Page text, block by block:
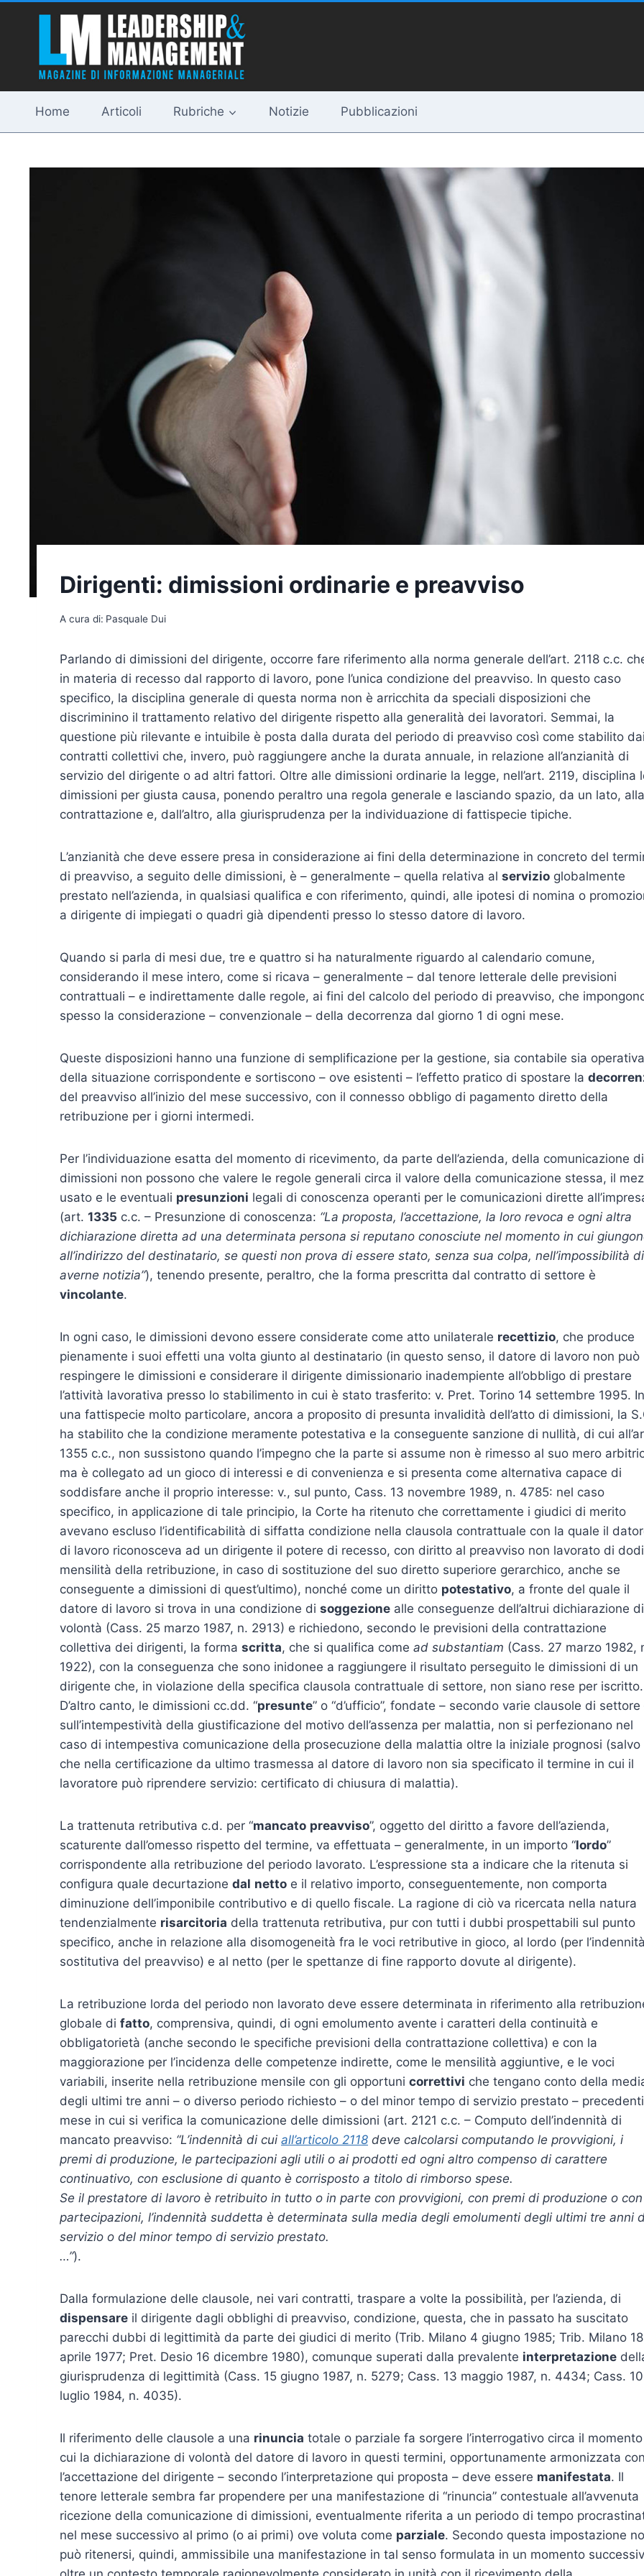
Home Articoli Rubriche Notizie Pubblicazioni
Dirigenti: dimissioni ordinarie e preavviso
A cura di: Pasquale Dui
Parlando di dimissioni del dirigente, occorre fare riferimento alla norma generale dell’art. 2118 c.c.
in materia di recesso dal rapporto di lavoro, pone l’unica condizione del preavviso. In questo caso
specifico, la disciplina generale di questa norma non è arricchita da speciali disposizioni che
discriminino il trattamento relativo del dirigente rispetto alla generalità dei lavoratori. Semmai, la
questione più rilevante e intuibile è posta dalla durata del periodo di preavviso così come stabilito dai
contratti collettivi che, invero, può raggiungere anche la durata annuale, in relazione all’anzianità di
servizio del dirigente o ad altri fattori. Oltre alle dimissioni ordinarie la legge, nell’art. 2119, disciplina
dimissioni per giusta causa, ponendo peraltro una regola generale e lasciando spazio, da un lato, alla
contrattazione e, dall’altro, alla giurisprudenza per la individuazione di fattispecie tipiche.
L’anzianità che deve essere presa in considerazione ai fini della determinazione in concreto del
di preavviso, a seguito delle dimissioni, è – generalmente – quella relativa al servizio globalmente
prestato nell’azienda, in qualsiasi qualifica e con riferimento, quindi, alle ipotesi di nomina o
a dirigente di impiegati o quadri già dipendenti presso lo stesso datore di lavoro.
Quando si parla di mesi due, tre e quattro si ha naturalmente riguardo al calendario comune,
considerando il mese intero, come si ricava – generalmente – dal tenore letterale delle previsioni
contrattuali – e indirettamente dalle regole, ai fini del calcolo del periodo di preavviso, che
spesso la considerazione – convenzionale – della decorrenza dal giorno 1 di ogni mese.
Queste disposizioni hanno una funzione di semplificazione per la gestione, sia contabile sia
della situazione corrispondente e sortiscono – ove esistenti – l’effetto pratico di spostare la
del preavviso all’inizio del mese successivo, con il connesso obbligo di pagamento diretto della
retribuzione per i giorni intermedi.
Per l’individuazione esatta del momento di ricevimento, da parte dell’azienda, della comunicazione di
dimissioni non possono che valere le regole generali circa il valore della comunicazione stessa, il
usato e le eventuali presunzioni legali di conoscenza operanti per le comunicazioni dirette
(art. 1335 c.c. – Presunzione di conoscenza: “La proposta, l’accettazione, la loro revoca e ogni altra
dichiarazione diretta ad una determinata persona si reputano conosciute nel momento in cui
all’indirizzo del destinatario, se questi non prova di essere stato, senza sua colpa, nell’impossibilità di
averne notizia”), tenendo presente, peraltro, che la forma prescritta dal contratto di settore è
vincolante.
In ogni caso, le dimissioni devono essere considerate come atto unilaterale recettizio, che produce
pienamente i suoi effetti una volta giunto al destinatario (in questo senso, il datore di lavoro non può
respingere le dimissioni e considerare il dirigente dimissionario inadempiente all’obbligo di prestare
l’attività lavorativa presso lo stabilimento in cui è stato trasferito: v. Pret. Torino 14 settembre 1995. In
una fattispecie molto particolare, ancora a proposito di presunta invalidità dell’atto di dimissioni, la
ha stabilito che la condizione meramente potestativa e la conseguente sanzione di nullità, di cui
1355 c.c., non sussistono quando l’impegno che la parte si assume non è rimesso al suo mero
ma è collegato ad un gioco di interessi e di convenienza e si presenta come alternativa capace di
soddisfare anche il proprio interesse: v., sul punto, Cass. 13 novembre 1989, n. 4785: nel caso
specifico, in applicazione di tale principio, la Corte ha ritenuto che correttamente i giudici di merito
avevano escluso l’identificabilità di siffatta condizione nella clausola contrattuale con la quale il
di lavoro riconosceva ad un dirigente il potere di recesso, con diritto al preavviso non lavorato di
mensilità della retribuzione, in caso di sostituzione del suo diretto superiore gerarchico, anche se
conseguente a dimissioni di quest’ultimo), nonché come un diritto potestativo, a fronte del quale il
datore di lavoro si trova in una condizione di soggezione alle conseguenze dell’altrui dichiarazione di
volontà (Cass. 25 marzo 1987, n. 2913) e richiedono, secondo le previsioni della contrattazione
collettiva dei dirigenti, la forma scritta, che si qualifica come ad substantiam (Cass. 27 marzo 1982,
1922), con la conseguenza che sono inidonee a raggiungere il risultato perseguito le dimissioni di un
dirigente che, in violazione della specifica clausola contrattuale di settore, non siano rese per iscritto.
D’altro canto, le dimissioni cc.dd. “presunte” o “d’ufficio”, fondate – secondo varie clausole di settore
sull’intempestività della giustificazione del motivo dell’assenza per malattia, non si perfezionano nel
caso di intempestiva comunicazione della prosecuzione della malattia oltre la iniziale prognosi (salvo
che nella certificazione da ultimo trasmessa al datore di lavoro non sia specificato il termine in cui il
lavoratore può riprendere servizio: certificato di chiusura di malattia).
La trattenuta retributiva c.d. per “mancato preavviso”, oggetto del diritto a favore dell’azienda,
scaturente dall’omesso rispetto del termine, va effettuata – generalmente, in un importo “lordo”
corrispondente alla retribuzione del periodo lavorato. L’espressione sta a indicare che la ritenuta si
configura quale decurtazione dal netto e il relativo importo, conseguentemente, non comporta
diminuzione dell’imponibile contributivo e di quello fiscale. La ragione di ciò va ricercata nella natura
tendenzialmente risarcitoria della trattenuta retributiva, pur con tutti i dubbi prospettabili sul punto
specifico, anche in relazione alla disomogeneità fra le voci retributive in gioco, al lordo (per l’indennità
sostitutiva del preavviso) e al netto (per le spettanze di fine rapporto dovute al dirigente).
La retribuzione lorda del periodo non lavorato deve essere determinata in riferimento alla
globale di fatto, comprensiva, quindi, di ogni emolumento avente i caratteri della continuità e
obbligatorietà (anche secondo le specifiche previsioni della contrattazione collettiva) e con la
maggiorazione per l’incidenza delle competenze indirette, come le mensilità aggiuntive, e le voci
variabili, inserite nella retribuzione mensile con gli opportuni correttivi che tengano conto della
degli ultimi tre anni – o diverso periodo richiesto – o del minor tempo di servizio prestato –
mese in cui si verifica la comunicazione delle dimissioni (art. 2121 c.c. – Computo dell’indennità di
mancato preavviso: “L’indennità di cui all’articolo 2118 deve calcolarsi computando le provvigioni, i
premi di produzione, le partecipazioni agli utili o ai prodotti ed ogni altro compenso di carattere
continuativo, con esclusione di quanto è corrisposto a titolo di rimborso spese.
Se il prestatore di lavoro è retribuito in tutto o in parte con provvigioni, con premi di produzione o con
partecipazioni, l’indennità suddetta è determinata sulla media degli emolumenti degli ultimi tre anni
servizio o del minor tempo di servizio prestato.
…”).
Dalla formulazione delle clausole, nei vari contratti, traspare a volte la possibilità, per l’azienda, di
dispensare il dirigente dagli obblighi di preavviso, condizione, questa, che in passato ha suscitato
parecchi dubbi di legittimità da parte dei giudici di merito (Trib. Milano 4 giugno 1985; Trib. Milano 18
aprile 1977; Pret. Desio 16 dicembre 1980), comunque superati dalla prevalente interpretazione
giurisprudenza di legittimità (Cass. 15 giugno 1987, n. 5279; Cass. 13 maggio 1987, n. 4434; Cass. 10
luglio 1984, n. 4035).
Il riferimento delle clausole a una rinuncia totale o parziale fa sorgere l’interrogativo circa il
cui la dichiarazione di volontà del datore di lavoro in questi termini, opportunamente armonizzata con
l’accettazione del dirigente – secondo l’interpretazione qui proposta – deve essere manifestata. Il
tenore letterale sembra far propendere per una manifestazione di “rinuncia” contestuale all’avvenuta
ricezione della comunicazione di dimissioni, eventualmente riferita a un periodo di tempo
nel mese successivo al primo (o ai primi) ove voluta come parziale. Secondo questa impostazione
può ritenersi, quindi, ammissibile una manifestazione in tal senso formulata in un momento